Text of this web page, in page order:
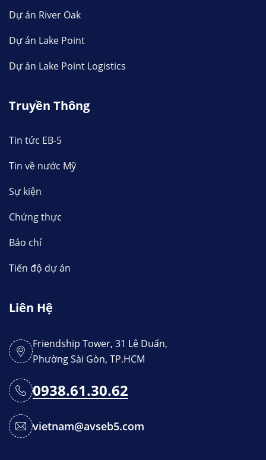
Dự án River Oak
Dự án Lake Point
Dự án Lake Point Logistics
Truyền Thông
Tin tức EB-5
Tin về nước Mỹ
Sự kiện
Chứng thực
Báo chí
Tiến độ dự án
Liên Hệ
Friendship Tower, 31 Lê Duẩn,
Phường Sài Gòn, TP.HCM
0938.61.30.62
vietnam@avseb5.com